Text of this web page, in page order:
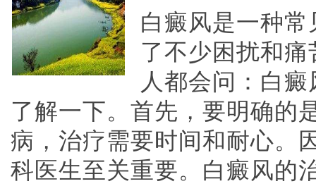
白癜风是一种
了不少困扰和
人都会问：白
了解一下。首先，要明确的
病，治疗需要时间和耐心。
科医生至关重要。白癜风的